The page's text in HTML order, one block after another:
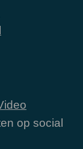
op social